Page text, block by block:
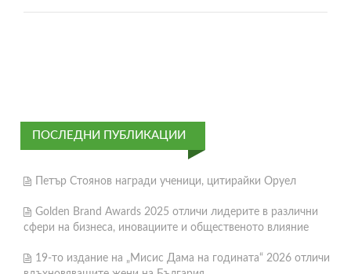
ПОСЛЕДНИ ПУБЛИКАЦИИ
Петър Стоянов награди ученици, цитирайки Оруел
Golden Brand Awards 2025 отличи лидерите в различни
сфери на бизнеса, иновациите и общественото влияние
19-то издание на „Мисис Дама на годината“ 2026 отличи